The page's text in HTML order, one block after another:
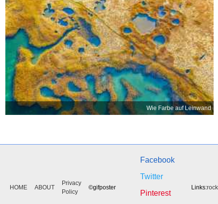
Wie Farbe auf Leinwand
HOME ABOUT
Privacy
Policy
©gifposter
Facebook
Twitter
Pinterest
Links: